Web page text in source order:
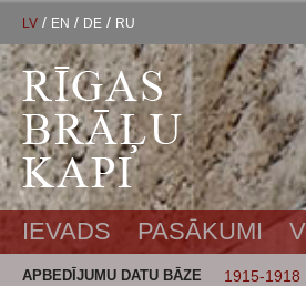
LV / EN / DE / RU
IEVADS PASĀKUMI
APBEDĪJUMU DATU BĀZE 1915-1918